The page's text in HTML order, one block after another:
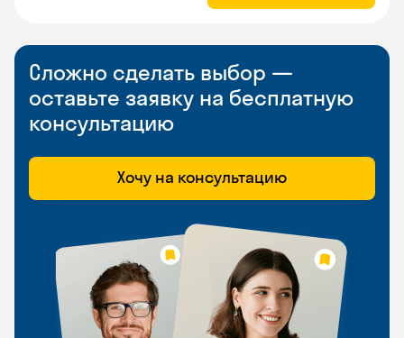
Сложно сделать выбор —
оставьте заявку на бесплатную
консультацию
Хочу на консультацию